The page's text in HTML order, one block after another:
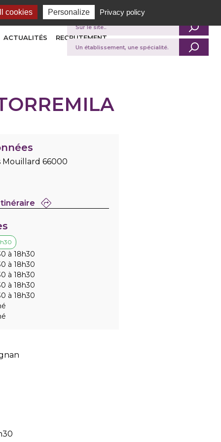
ACTUALITÉS RECRUTEMENT
Je recherche
Mouillard 66000
à 18h30
à 18h30
à 18h30
à 18h30
à 18h30
cookies Personalize Privacy policy